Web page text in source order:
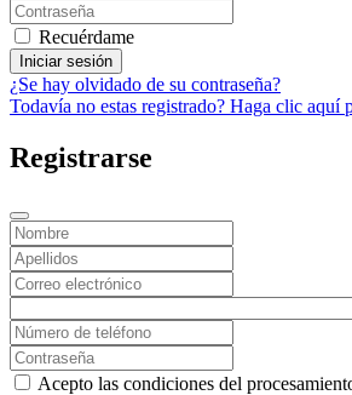
Recuérdame
Iniciar sesión
¿Se hay olvidado de su contraseña?
Todavía no estas registrado? Haga clic aquí
Registrarse
Acepto las condiciones del